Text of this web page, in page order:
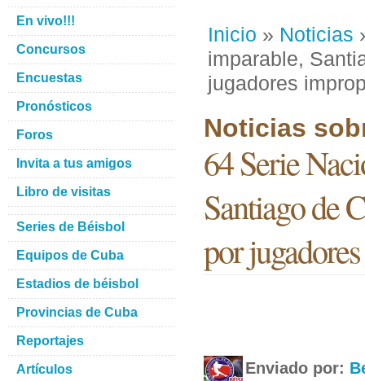
Inicio » Noticias
imparable,
jugadores
Noticias
64 Serie
Santiago de
por
Enviado por:
En vivo!!!
Concursos
Encuestas
Pronósticos
Foros
Invita a tus amigos
Libro de visitas
Series de Béisbol
Equipos de Cuba
Estadios de béisbol
Provincias de Cuba
Reportajes
Artículos